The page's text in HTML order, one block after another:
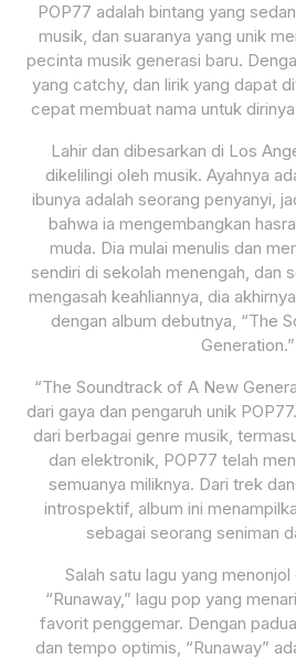
POP77 adalah bintang yang
musik, dan suaranya yang unik
pecinta musik generasi baru.
yang catchy, dan lirik yang dapat
cepat membuat nama untuk
Lahir dan dibesarkan di Los
dikelilingi oleh musik. Ayahnya
ibunya adalah seorang penyanyi,
bahwa ia mengembangkan
muda. Dia mulai menulis dan
sendiri di sekolah menengah, dan
mengasah keahliannya, dia
dengan album debutnya, “The
Generation.”
“The Soundtrack of A New
dari gaya dan pengaruh unik
dari berbagai genre musik,
dan elektronik, POP77 telah
semuanya miliknya. Dari trek
introspektif, album ini
sebagai seorang seniman
Salah satu lagu yang menonjol
“Runaway,” lagu pop yang
favorit penggemar. Dengan
dan tempo optimis, “Runaway”